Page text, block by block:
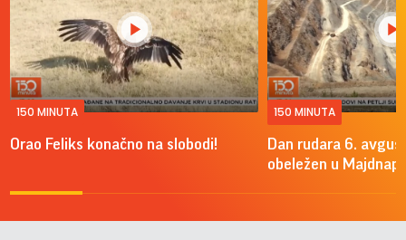
150 MINUTA
Orao Feliks konačno na slobodi!
150 MINUTA
Dan rudara 6.
obeležen u